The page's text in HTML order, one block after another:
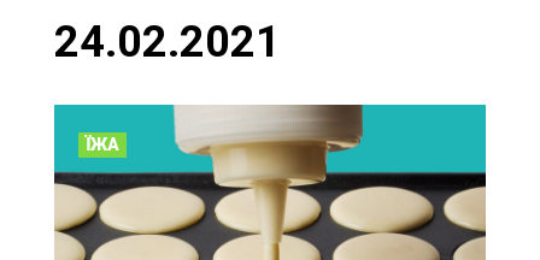
24.02.2021
ЇЖА